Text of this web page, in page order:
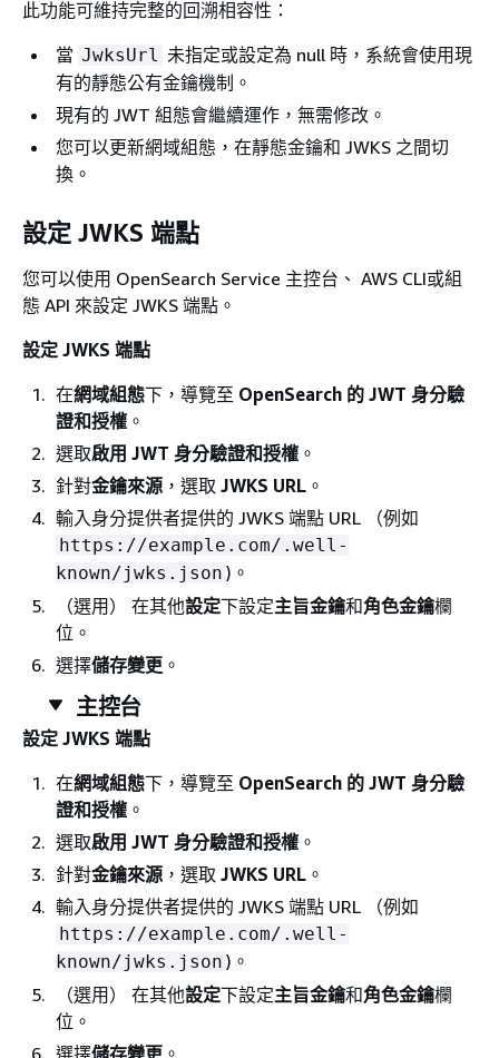
此功能可維持完整的回溯相容性：
當 JwksUrl 未指定或設定為 null 時，系統會使用現
有的靜態公有金鑰機制。
現有的 JWT 組態會繼續運作，無需修改。
您可以更新網域組態，在靜態金鑰和 JWKS 之間切
換。
設定 JWKS 端點
您可以使用 OpenSearch Service 主控台、 AWS CLI或組
態 API 來設定 JWKS 端點。
設定 JWKS 端點
在網域組態下，導覽至 OpenSearch 的 JWT 身分驗
證和授權 。
選取啟用 JWT 身分驗證和授權 。
針對金鑰來源 ，選取 JWKS URL 。
輸入身分提供者提供的 JWKS 端點 URL （例如
https://example.com/.well-
known/jwks.json )。
（選用） 在其他設定下設定主旨金鑰和角色金鑰欄
位。
選擇儲存變更 。
主控台
設定 JWKS 端點
在網域組態下，導覽至 OpenSearch 的 JWT 身分驗
證和授權 。
選取啟用 JWT 身分驗證和授權 。
針對金鑰來源 ，選取 JWKS URL 。
輸入身分提供者提供的 JWKS 端點 URL （例如
https://example.com/.well-
known/jwks.json )。
（選用） 在其他設定下設定主旨金鑰和角色金鑰欄
位。
選擇儲存變更 。